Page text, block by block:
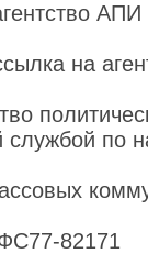
на
службой по
82171